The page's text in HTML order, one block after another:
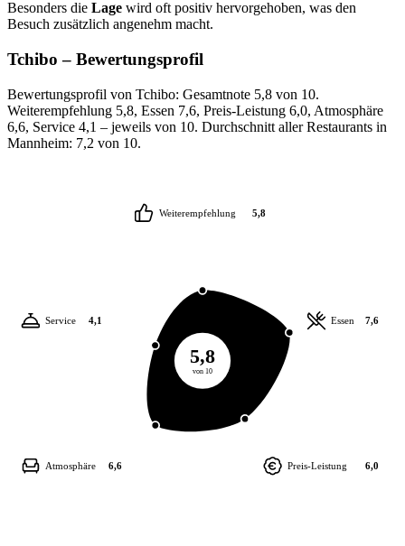
Besonders die Lage wird oft positiv hervorgehoben, was den
Besuch zusätzlich angenehm macht.
Tchibo – Bewertungsprofil
Bewertungsprofil von Tchibo: Gesamtnote 5,8 von 10.
Weiterempfehlung 5,8, Essen 7,6, Preis-Leistung 6,0, Atmosphäre
6,6, Service 4,1 – jeweils von 10. Durchschnitt aller Restaurants in
Mannheim: 7,2 von 10.
5,8
von 10
Weiterempfehlung 5,8
Essen 7,6
Preis-Leistung 6,0
Atmosphäre 6,6
Service 4,1